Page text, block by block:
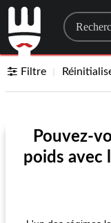
Filtre
Pouvez-
poids avec